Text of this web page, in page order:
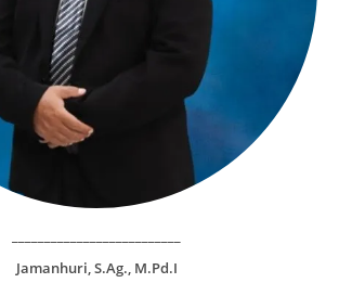
Jamanhuri, S.Ag., M.Pd.I